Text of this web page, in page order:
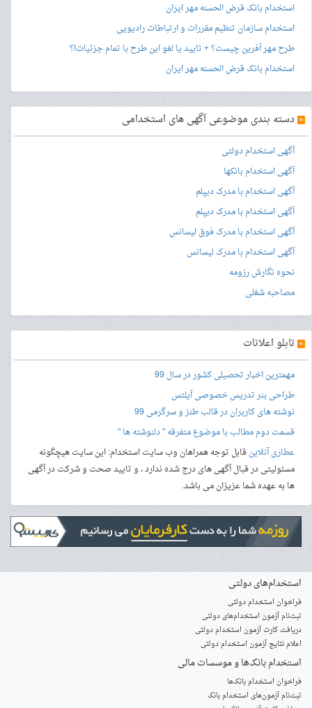
استخدام بانک قرض الحسنه مهر ایران
استخدام سازمان تنظیم مقررات و ارتباطات رادیویی
طرح مهر آفرین چیست؟ + تایید یا لغو این طرح با تمام جزئیات!؟
استخدام بانک قرض الحسنه مهر ایران
» دسته بندی موضوعی آگهی های استخدامی
آگهی استخدام دولتی
آگهی استخدام بانکها
آگهی استخدام با مدرک دیپلم
آگهی استخدام با مدرک دیپلم
آگهی استخدام با مدرک فوق لیسانس
آگهی استخدام با مدرک لیسانس
نحوه نگارش رزومه
مصاحبه شغلی
» تابلو اعلانات
مهمترین اخبار تحصیلی کشور در سال 99
طراحی بنرتدریس خصوصی آیلتس
نوشته های کاربران در قالب طنز و سرگرمی 99
قسمت دوم مطالب با موضوع متفرقه " دلنوشته ها "
عطاری آنلاینقابل توجه همراهان وب سایت استخدام: این سایت هیچگونه
مسئولیتی در قبال آگهی های درج شده ندارد ، و تایید صحت و شرکت در آگهی
ها به عهده شما عزیزان می باشد.
استخدام‌های دولتی
فراخوان استخدام دولتی
ثبت‌نام آزمون‌ استخدام‌های دولتی
دریافت کارت آزمون استخدام دولتی
اعلام نتایج آزمون استخدام دولتی
استخدام‌ بانک‌ها و موسسات مالی
فراخوان استخدام بانک‌ها
‌ثبت‌نام آزمون‌های استخدام بانک